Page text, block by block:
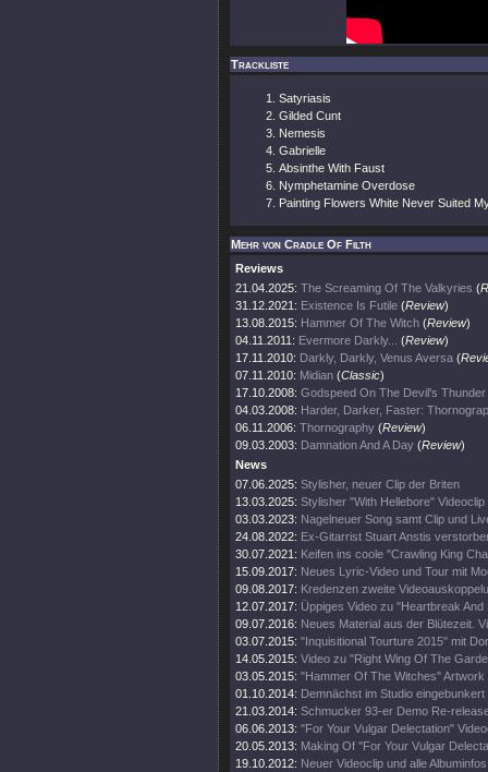
Trackliste
Satyriasis
Gilded Cunt
Nemesis
Gabrielle
Absinthe With Faust
Nymphetamine Overdose
Painting Flowers White Never Suited
Mehr von Cradle Of Filth
Reviews
21.04.2025: The Screaming Of The Valkyries (
31.12.2021: Existence Is Futile (Review)
13.08.2015: Hammer Of The Witch (Review)
04.11.2011: Evermore Darkly... (Review)
17.11.2010: Darkly, Darkly, Venus Aversa (
07.11.2010: Midian (Classic)
17.10.2008: Godspeed On The Devil's Thunder
04.03.2008: Harder, Darker, Faster:
06.11.2006: Thornography (Review)
09.03.2003: Damnation And A Day (Review)
News
07.06.2025: Stylisher, neuer Clip der Briten
13.03.2025: Stylisher "With Hellebore" Videoclip
03.03.2023: Nagelneuer Song samt Clip und
24.08.2022: Ex-Gitarrist Stuart Anstis
30.07.2021: Keifen ins coole "Crawling King
15.09.2017: Neues Lyric-Video und Tour mit
09.08.2017: Kredenzen zweite
12.07.2017: Üppiges Video zu "Heartbreak And
09.07.2016: Neues Material aus der Blütezeit.
03.07.2015: "Inquisitional Tourture 2015" mit
14.05.2015: Video zu "Right Wing Of The
03.05.2015: "Hammer Of The Witches" Artwork
01.10.2014: Demnächst im Studio eingebunkert
21.03.2014: Schmucker 93-er Demo Re-
06.06.2013: "For Your Vulgar Delectation"
20.05.2013: Making Of "For Your Vulgar
19.10.2012: Neuer Videoclip und alle